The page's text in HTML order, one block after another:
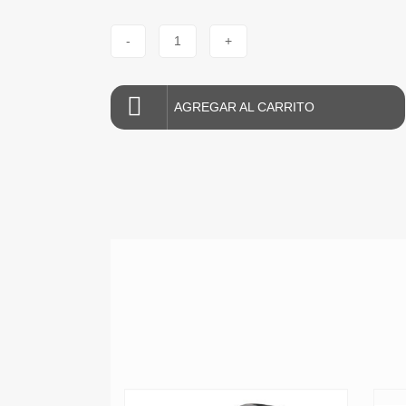
- 1 +
AGREGAR AL CARRITO